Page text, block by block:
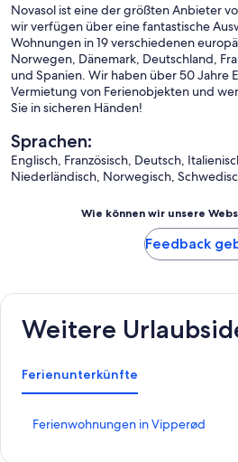
Novasol ist eine der größten Anbieter
wir verfügen über eine fantastische
Wohnungen in 19 verschiedenen
Norwegen, Dänemark, Deutschland,
und Spanien. Wir haben über 50 Jahre
Vermietung von Ferienobjekten und
Sie in sicheren Händen!
Sprachen:
Englisch, Französisch, Deutsch,
Niederländisch, Norwegisch,
Wie können wir unsere
Feedback
Weitere
Ferienunterkünfte
Ferienwohnungen in Vipperød
L